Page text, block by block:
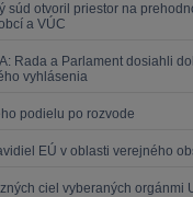
súd otvoril priestor na
a VÚC
Rada a Parlament dosiahli
vyhlásenia
podielu po rozvode
EÚ v oblasti verejného
ciel vyberaných orgánmi